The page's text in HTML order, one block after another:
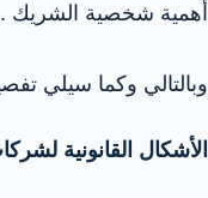
أهمية شخصية الشريك .
وبالتالي وكما سيلي
الأشكال القانونية